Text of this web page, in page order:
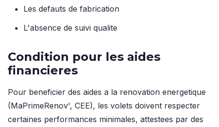
Les defauts de fabrication
L'absence de suivi qualite
Condition pour les aides
financieres
Pour beneficier des aides a la renovation energetique
(MaPrimeRenov', CEE), les volets doivent respecter
certaines performances minimales, attestees par des